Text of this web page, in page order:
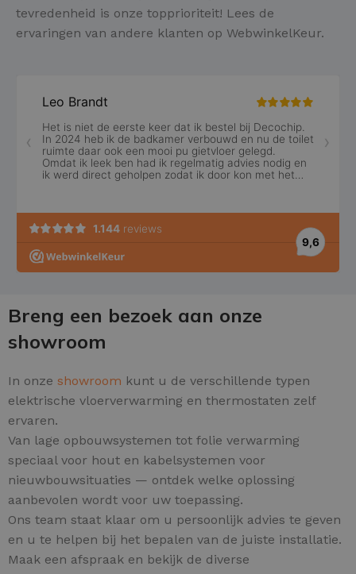
tevredenheid is onze topprioriteit! Lees de
ervaringen van andere klanten op WebwinkelKeur.
Breng een bezoek aan onze
showroom
In onze showroom kunt u de verschillende typen
elektrische vloerverwarming en thermostaten zelf
ervaren.
Van lage opbouwsystemen tot folie verwarming
speciaal voor hout en kabelsystemen voor
nieuwbouwsituaties — ontdek welke oplossing
aanbevolen wordt voor uw toepassing.
Ons team staat klaar om u persoonlijk advies te geven
en u te helpen bij het bepalen van de juiste installatie.
Maak een afspraak en bekijk de diverse